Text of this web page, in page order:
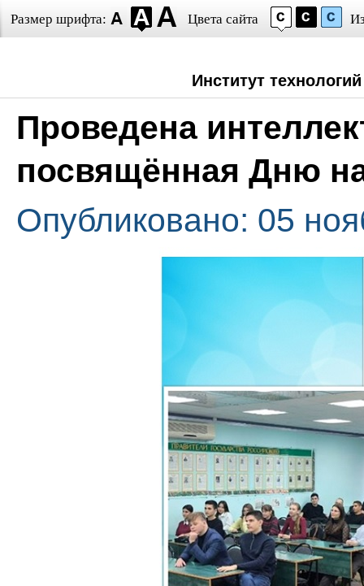
Размер шрифта: Цвета сайта
Институт
Проведена
посвящённая Дню
Опубликовано: 05